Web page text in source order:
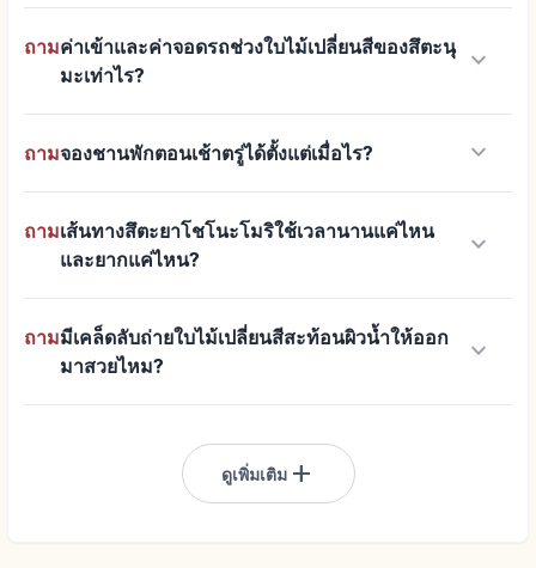
ถามค่าเข้าและค่าจอดรถช่วงใบไม้เปลี่ยนสีของสึตะนุ
มะเท่าไร?
keyboard_arrow_down
ถามจองชานพักตอนเช้าตรู่ได้ตั้งแต่เมื่อไร? keyboard_arrow_down
ถามเส้นทางสึตะยาโชโนะโมริใช้เวลานานแค่ไหน
และยากแค่ไหน?
keyboard_arrow_down
ถามมีเคล็ดลับถ่ายใบไม้เปลี่ยนสีสะท้อนผิวน้ำให้ออก
มาสวยไหม?
keyboard_arrow_down
ดูเพิ่มเติมadd